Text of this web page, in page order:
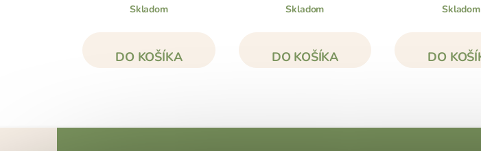
Skladom
DO KOŠÍKA
Skladom
DO KOŠÍKA
Skladom
DO